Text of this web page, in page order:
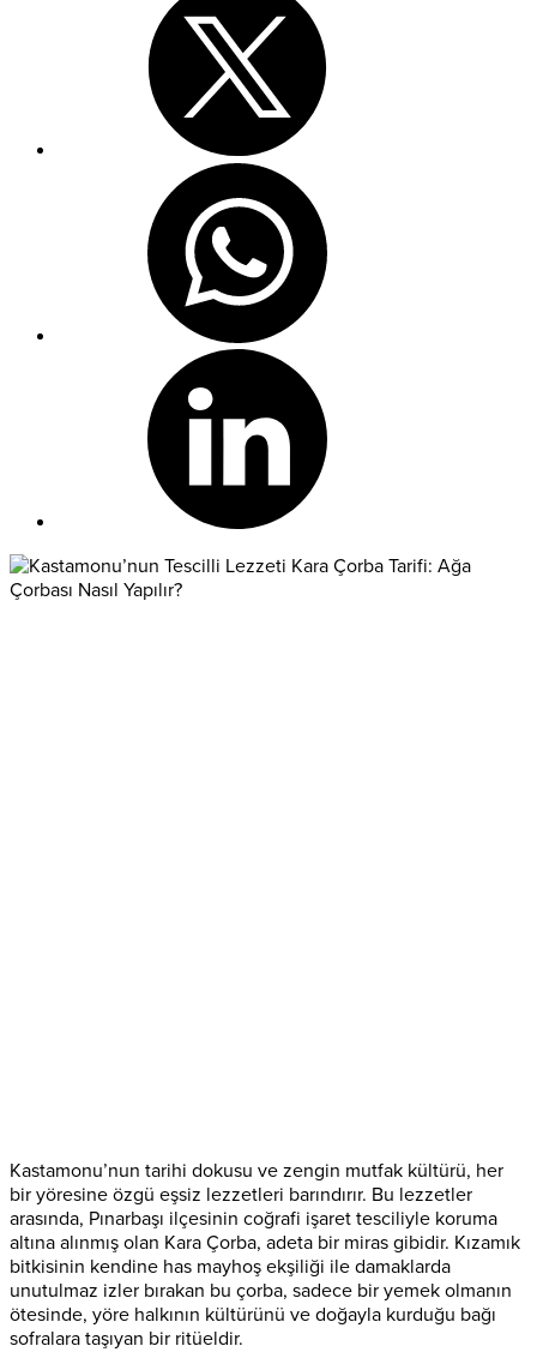
Kastamonu’nun tarihi dokusu ve zengin mutfak kültürü, her
bir yöresine özgü eşsiz lezzetleri barındırır. Bu lezzetler
arasında, Pınarbaşı ilçesinin coğrafi işaret tesciliyle koruma
altına alınmış olan Kara Çorba, adeta bir miras gibidir. Kızamık
bitkisinin kendine has mayhoş ekşiliği ile damaklarda
unutulmaz izler bırakan bu çorba, sadece bir yemek olmanın
ötesinde, yöre halkının kültürünü ve doğayla kurduğu bağı
sofralara taşıyan bir ritüeldir.